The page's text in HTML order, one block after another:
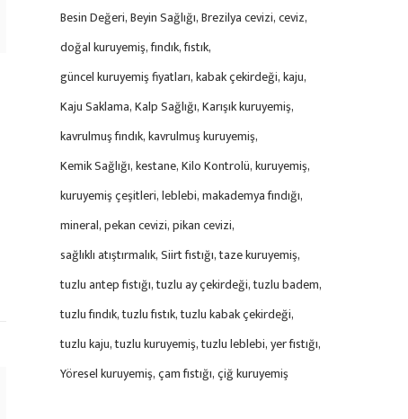
Besin Değeri Beyin Sağlığı Brezilya cevizi ceviz
doğal kuruyemiş fındık fıstık
güncel kuruyemiş fiyatları kabak çekirdeği kaju
Kaju Saklama Kalp Sağlığı Karışık kuruyemiş
kavrulmuş fındık kavrulmuş kuruyemiş
Kemik Sağlığı kestane Kilo Kontrolü kuruyemiş
kuruyemiş çeşitleri leblebi makademya fındığı
mineral pekan cevizi pikan cevizi
sağlıklı atıştırmalık Siirt fıstığı taze kuruyemiş
tuzlu antep fıstığı tuzlu ay çekirdeği tuzlu badem
tuzlu fındık tuzlu fıstık tuzlu kabak çekirdeği
tuzlu kaju tuzlu kuruyemiş tuzlu leblebi yer fıstığı
Yöresel kuruyemiş çam fıstığı çiğ kuruyemiş